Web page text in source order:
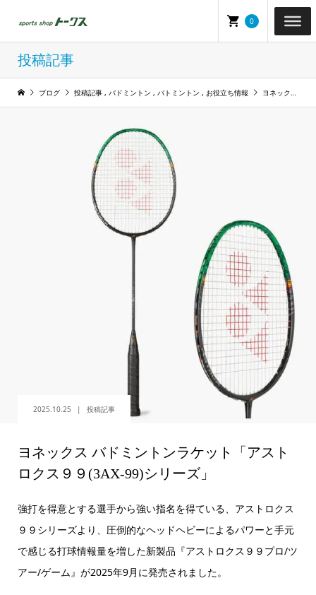
0
投稿記事
ブログ 投稿記事 , バドミントン , バトミントン , お役立ち情報 ヨネックス バドミントンラケット「アストロクス９９(3AX-99)シリーズ」
2025.10.25 投稿記事
ヨネックス バドミントンラケット「アスト
ロクス９９(3AX-99)シリーズ」
強打を得意とする選手から強い指名を得ている、アストロクス
９９シリーズより、圧倒的なヘッドヘビーによるパワーと手元
で感じる打球情報量を増した新製品『アストロクス９９プロ/ツ
アー/ゲーム』が2025年9月に発売されました。